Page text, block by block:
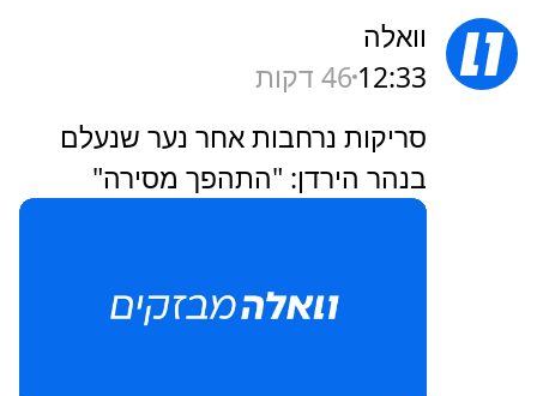
וואלה
12:33 46 דקות
סריקות נרחבות אחר נער שנעלם
בנהר הירדן: "התהפך מסירה"